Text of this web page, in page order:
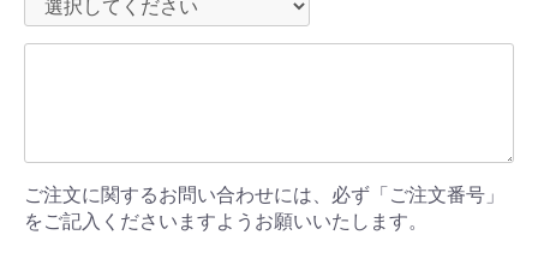
ご注文に関するお問い合わせには、必ず「ご注文番号」
をご記入くださいますようお願いいたします。